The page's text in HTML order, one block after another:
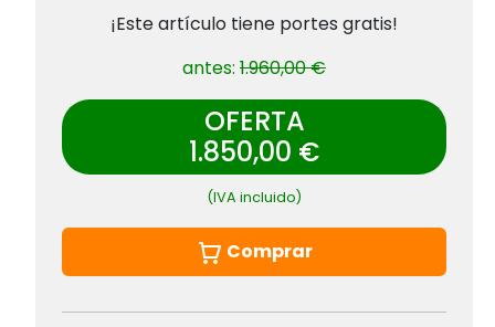
¡Este artículo tiene portes gratis!
antes: 1.960,00 €
OFERTA
1.850,00 €
(IVA incluido)
Comprar